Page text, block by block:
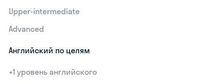
Upper-intermediate
Advanced
Английский по целям
+1 уровень английского